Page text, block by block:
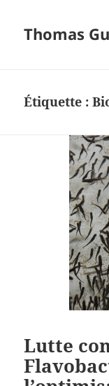
Thomas
Étiquette :
Lutte